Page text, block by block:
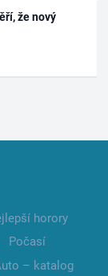
že nový
horory
Počasí
– katalog